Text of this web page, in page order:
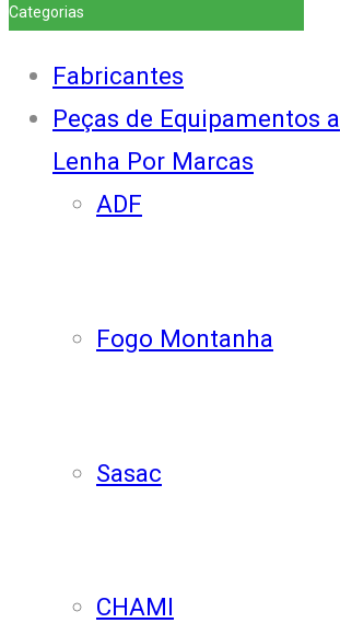
Categorias
Fabricantes
Peças de Equipamentos a
Lenha Por Marcas
ADF
Fogo Montanha
Sasac
CHAMI